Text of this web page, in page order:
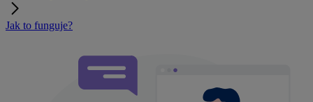
Jak to funguje?